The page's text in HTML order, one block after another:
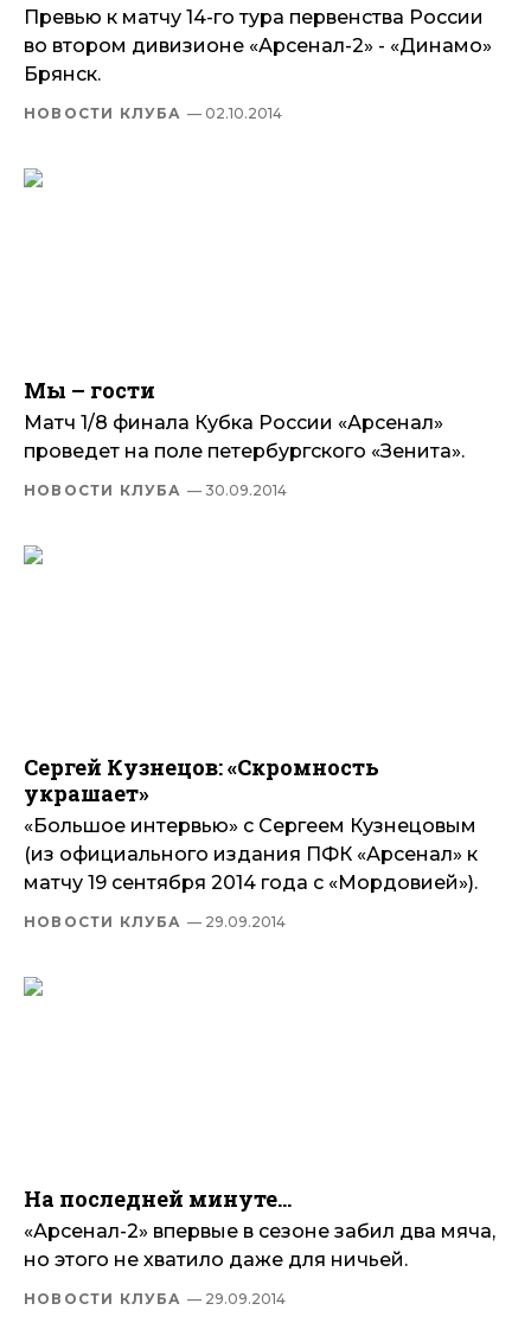
Превью к матчу 14-го тура первенства России
во втором дивизионе «Арсенал-2» - «Динамо»
Брянск.
НОВОСТИ КЛУБА — 02.10.2014
Мы – гости
Матч 1/8 финала Кубка России «Арсенал»
проведет на поле петербургского «Зенита».
НОВОСТИ КЛУБА — 30.09.2014
Сергей Кузнецов: «Скромность
украшает»
«Большое интервью» с Сергеем Кузнецовым
(из официального издания ПФК «Арсенал» к
матчу 19 сентября 2014 года с «Мордовией»).
НОВОСТИ КЛУБА — 29.09.2014
На последней минуте…
«Арсенал-2» впервые в сезоне забил два мяча,
но этого не хватило даже для ничьей.
НОВОСТИ КЛУБА — 29.09.2014